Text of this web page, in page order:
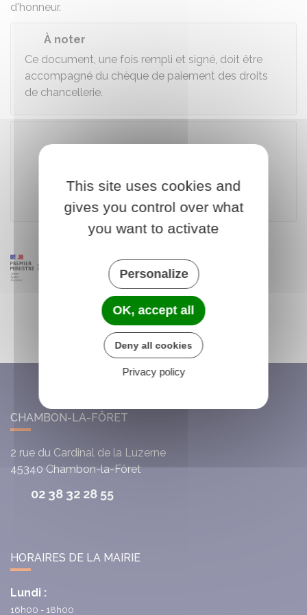
d'honneur.
À noter
Ce document, une fois rempli et signé, doit être
accompagné du chèque de paiement des droits
de chancellerie.
Grande chancellerie de la Légion d'honneur
CHAMBON-LA-FÔRET
2 rue du Cardinal de la Luzerne
45340 Chambon-la-Fôret
02 38 32 28 55
HORAIRES DE LA MAIRIE
Lundi :
16h00 - 18h00
This site uses cookies and
gives you control over what
you want to activate
Personalize
OK, accept all
Deny all cookies
Privacy policy